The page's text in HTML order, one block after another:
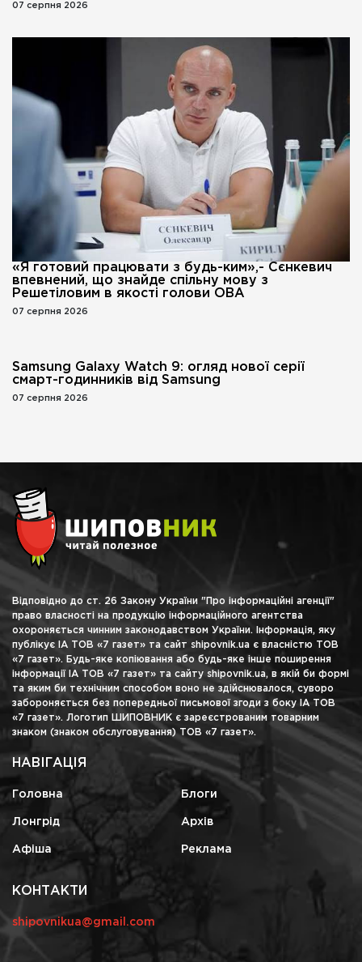
07 серпня 2026
«Я готовий працювати з будь-ким»,- Сєнкевич
впевнений, що знайде спільну мову з
Решетіловим в якості голови ОВА
07 серпня 2026
Samsung Galaxy Watch 9: огляд нової серії
смарт-годинників від Samsung
07 серпня 2026
Відповідно до ст. 26 Закону України "Про інформаційні агенції"
право власності на продукцію інформаційного агентства
охороняється чинним законодавством України. Інформація, яку
публікує ІА ТОВ «7 газет» та сайт shipovnik.ua є власністю ТОВ
«7 газет». Будь-яке копіювання або будь-яке інше поширення
інформації ІА ТОВ «7 газет» та сайту shipovnik.ua, в якій би формі
та яким би технічним способом воно не здійснювалося, суворо
забороняється без попередньої письмової згоди з боку ІА ТОВ
«7 газет». Логотип ШИПОВНИК є зареєстрованим товарним
знаком (знаком обслуговування) ТОВ «7 газет».
НАВІГАЦІЯ
Головна Блоги
Лонгрід Архів
Афіша Реклама
КОНТАКТИ
shipovnikua@gmail.com